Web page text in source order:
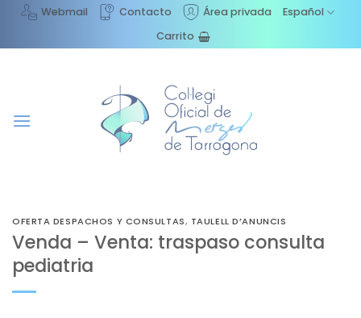
Saltar
contenido
Webmail Contacto Área privada
Español
Carrito
OFERTA DESPACHOS Y CONSULTAS, TAULELL D’ANUNCIS
Venda – Venta: traspaso consulta
pediatria